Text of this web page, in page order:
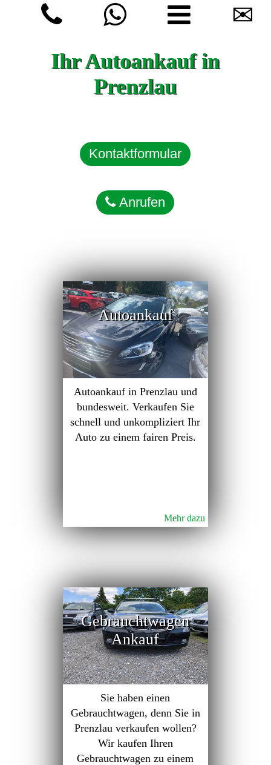
✉
Ihr Autoankauf in
Prenzlau
Kontaktformular
Anrufen
Autoankauf
Autoankauf in Prenzlau und
bundesweit. Verkaufen Sie
schnell und unkompliziert Ihr
Auto zu einem fairen Preis.
Mehr dazu
Gebrauchtwagen
Ankauf
Sie haben einen
Gebrauchtwagen, denn Sie in
Prenzlau verkaufen wollen?
Wir kaufen Ihren
Gebrauchtwagen zu einem